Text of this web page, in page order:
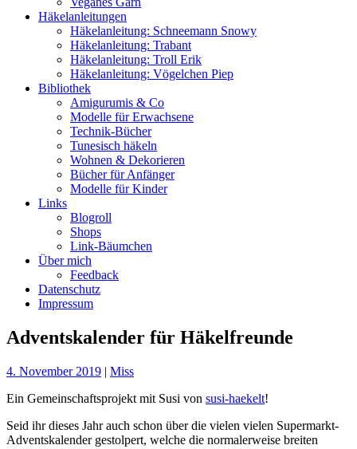
Häkelanleitungen
Häkelanleitung: Schneemann Snowy
Häkelanleitung: Trabant
Häkelanleitung: Troll Erik
Häkelanleitung: Vögelchen Piep
Bibliothek
Amigurumis & Co
Modelle für Erwachsene
Technik-Bücher
Tunesisch häkeln
Wohnen & Dekorieren
Bücher für Anfänger
Modelle für Kinder
Links
Blogroll
Shops
Link-Bäumchen
Über mich
Feedback
Datenschutz
Impressum
Adventskalender für Häkelfreunde
4. November 2019 | Miss
Ein Gemeinschaftsprojekt mit Susi von susi-haekelt!
Seid ihr dieses Jahr auch schon über die vielen vielen Supermarkt-
Adventskalender gestolpert, welche die normalerweise breiten